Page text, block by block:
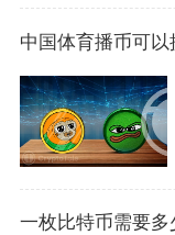
中国体育播币可以
一枚比特币需要多